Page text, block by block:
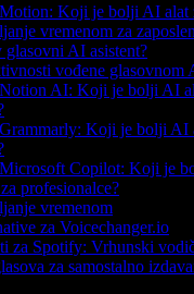
Koji je bolji AI alat
vremenom za
glasovni AI asistent?
vođene glasovnom
AI: Koji je bolji AI
Koji je bolji AI
Copilot: Koji je
profesionalce?
vremenom
za Voicechanger.io
za Spotify: Vrhunski
za samostalno